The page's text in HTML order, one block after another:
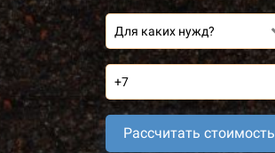
Для каких нужд?
Рассчитать стоимость